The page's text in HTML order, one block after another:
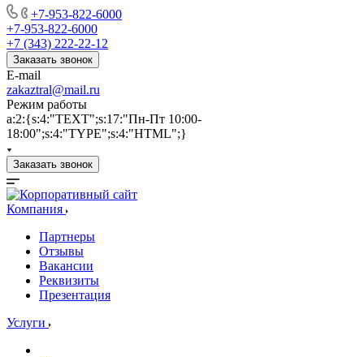
+7-953-822-6000
+7-953-822-6000
+7 (343) 222-22-12
Заказать звонок
E-mail
zakaztral@mail.ru
Режим работы
a:2:{s:4:"TEXT";s:17:"Пн-Пт 10:00-
18:00";s:4:"TYPE";s:4:"HTML";}
Заказать звонок
Компания
Партнеры
Отзывы
Вакансии
Реквизиты
Презентация
Услуги